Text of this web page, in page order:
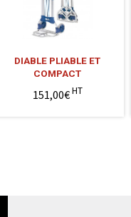
DIABLE PLIABLE ET
COMPACT
151,00€HT